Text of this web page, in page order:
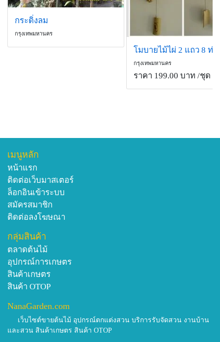
กระดิ่งลม
กรุงเทพมหานคร
โมบายไม้ไผ่ 2 แถว 8 ท่อ
กรุงเทพมหานคร
ราคา 199.00 บาท /ชุด
เมนูหลัก
หน้าแรก
ติดต่อเว็บมาสเตอร์
ล็อกอินเข้าระบบ
สมัครสมาชิก
ติดต่อลงโฆษณา
กลุ่มสินค้า
ตลาดต้นไม้
อุปกรณ์การเกษตร
สินค้าเกษตร
สินค้า OTOP
NanaGarden.com
เว็บไซต์ขายต้นไม้ อุปกรณ์ตกแต่งสวน บริการรับจัดสวน งานบ้าน
และสวน สินค้าเกษตร สินค้า OTOP